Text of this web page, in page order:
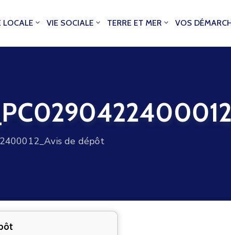
LOCALE VIE SOCIALE TERRE ET MER VOS
de dépôt